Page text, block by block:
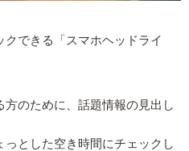
できる「スマホヘッドライ
方のために、話題情報の見出し
とした空き時間にチェックし